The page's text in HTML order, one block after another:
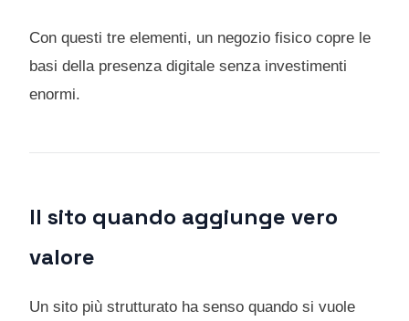
Con questi tre elementi, un negozio fisico copre le
basi della presenza digitale senza investimenti
enormi.
Il sito quando aggiunge vero
valore
Un sito più strutturato ha senso quando si vuole